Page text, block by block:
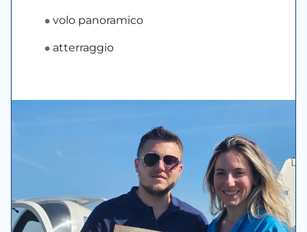
volo panoramico
atterraggio